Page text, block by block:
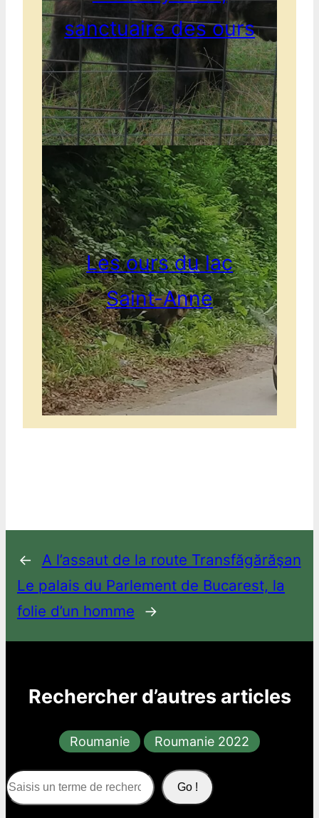
sanctuaire des ours
Les ours du lac
Saint-Anne
←
A l’assaut de la route Transfăgărăşan
Le palais du Parlement de Bucarest, la
folie d’un homme
→
Rechercher d’autres articles
Roumanie Roumanie 2022
S
e
Go !